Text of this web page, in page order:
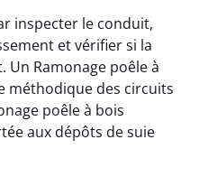
inspecter le conduit,
et vérifier si la
Ramonage poêle à
méthodique des circuits
poêle à bois
aux dépôts de suie